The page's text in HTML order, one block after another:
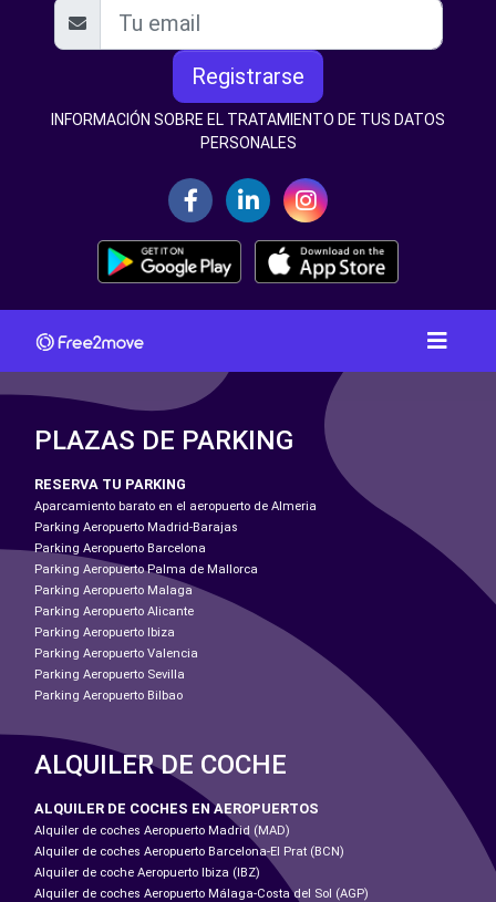
Registrarse
INFORMACIÓN SOBRE EL TRATAMIENTO DE TUS DATOS
PERSONALES
PLAZAS DE PARKING
RESERVA TU PARKING
Aparcamiento barato en el aeropuerto de Almeria
Parking Aeropuerto Madrid-Barajas
Parking Aeropuerto Barcelona
Parking Aeropuerto Palma de Mallorca
Parking Aeropuerto Malaga
Parking Aeropuerto Alicante
Parking Aeropuerto Ibiza
Parking Aeropuerto Valencia
Parking Aeropuerto Sevilla
Parking Aeropuerto Bilbao
ALQUILER DE COCHE
ALQUILER DE COCHES EN AEROPUERTOS
Alquiler de coches Aeropuerto Madrid (MAD)
Alquiler de coches Aeropuerto Barcelona-El Prat (BCN)
Alquiler de coche Aeropuerto Ibiza (IBZ)
Alquiler de coches Aeropuerto Málaga-Costa del Sol (AGP)